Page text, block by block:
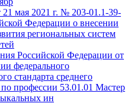
мая 2021 г. № 203-01.1-39-
Федерации о внесении
региональных систем
Российской Федерации от
федерального
стандарта среднего
профессии 53.01.01 Мастер
ин